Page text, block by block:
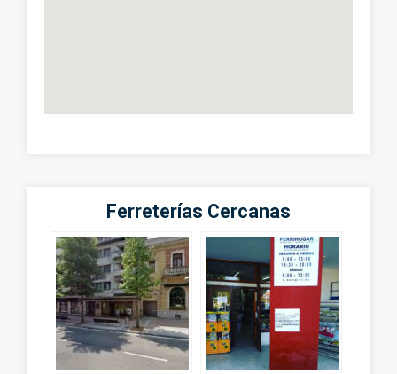
Ferreterías Cercanas